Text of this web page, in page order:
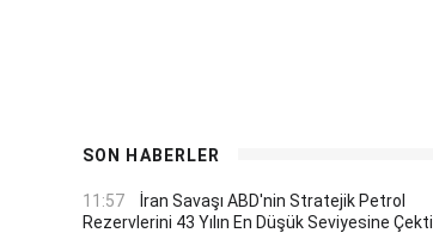
SON HABERLER
11:57
İran Savaşı ABD'nin Stratejik Petrol
Rezervlerini 43 Yılın En Düşük Seviyesine Çekti